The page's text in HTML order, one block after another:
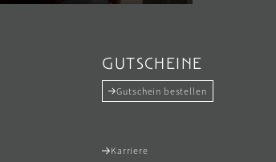
GUTSCHEINE
Gutschein bestellen
Karriere